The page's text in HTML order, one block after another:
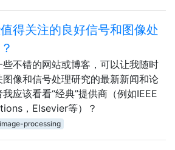
得关注的良好信号和图像处
些不错的网站或博客，可以让我随时
图像和信号处理研究的最新新闻和论
应该看看“经典”提供商（例如IEEE
，Elsevier等）？
image-processing